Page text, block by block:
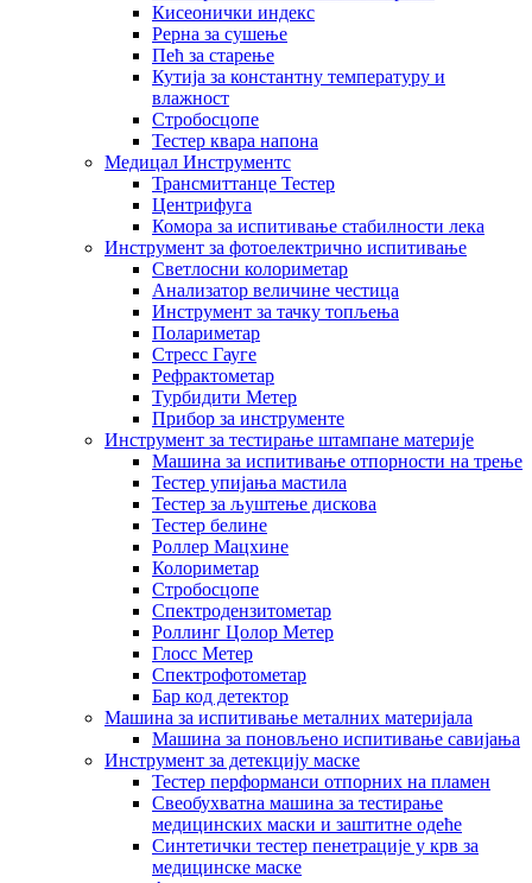
Кисеонички индекс
Рерна за сушење
Пећ за старење
Кутија за константну температуру и
влажност
Стробосцопе
Тестер квара напона
Медицал Инструментс
Трансмиттанце Тестер
Центрифуга
Комора за испитивање стабилности лека
Инструмент за фотоелектрично испитивање
Светлосни колориметар
Анализатор величине честица
Инструмент за тачку топљења
Полариметар
Стресс Гауге
Рефрактометар
Турбидити Метер
Прибор за инструменте
Инструмент за тестирање штампане материје
Машина за испитивање отпорности на трење
Тестер упијања мастила
Тестер за љуштење дискова
Тестер белине
Роллер Мацхине
Колориметар
Стробосцопе
Спектродензитометар
Роллинг Цолор Метер
Глосс Метер
Спектрофотометар
Бар код детектор
Машина за испитивање металних материјала
Машина за поновљено испитивање савијања
Инструмент за детекцију маске
Тестер перформанси отпорних на пламен
Свеобухватна машина за тестирање
медицинских маски и заштитне одеће
Синтетички тестер пенетрације у крв за
медицинске маске